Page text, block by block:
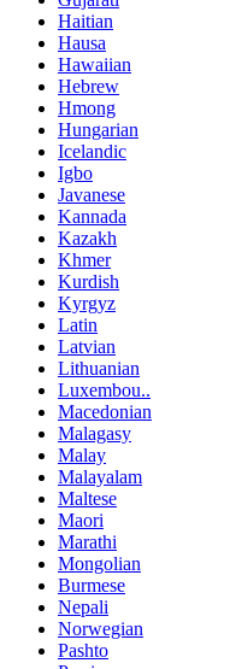
Haitian
Hausa
Hawaiian
Hebrew
Hmong
Hungarian
Icelandic
Igbo
Javanese
Kannada
Kazakh
Khmer
Kurdish
Kyrgyz
Latin
Latvian
Lithuanian
Luxembou..
Macedonian
Malagasy
Malay
Malayalam
Maltese
Maori
Marathi
Mongolian
Burmese
Nepali
Norwegian
Pashto